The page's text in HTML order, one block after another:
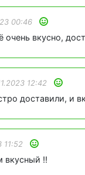
00:46
очень вкусно,
12:42
доставили, и
11:52
вкусный ‼️